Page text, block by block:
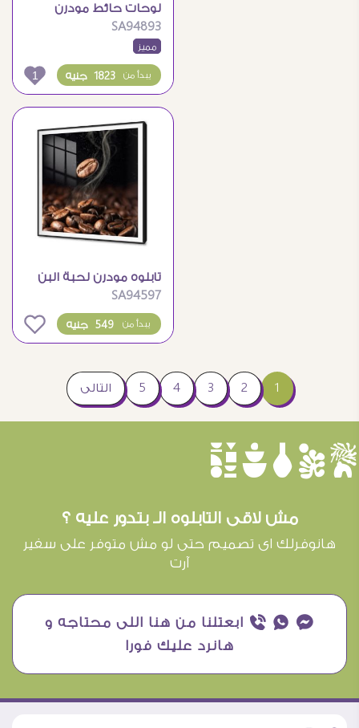
لوحات حائط مودرن
لأوراق شجر ذهبية فاخرة
SA94893
مميز
1823 جنيه يبدأ من 1
تابلوه مودرن لحبة البن
المحمصة والدخان
المتصاعد
SA94597
549 جنيه يبدأ من
1
2
3
4
5 التالى
èûôçê
مش لاقى التابلوه الـ بتدور عليه ؟
هانوفرلك اى تصميم حتى لو مش متوفر على سفير
آرت
¥ ₧ ƒ ابعتلنا من هنا اللى محتاجه و
هانرد عليك فورا